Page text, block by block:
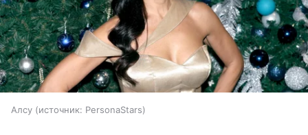
Алсу источник: PersonaStars